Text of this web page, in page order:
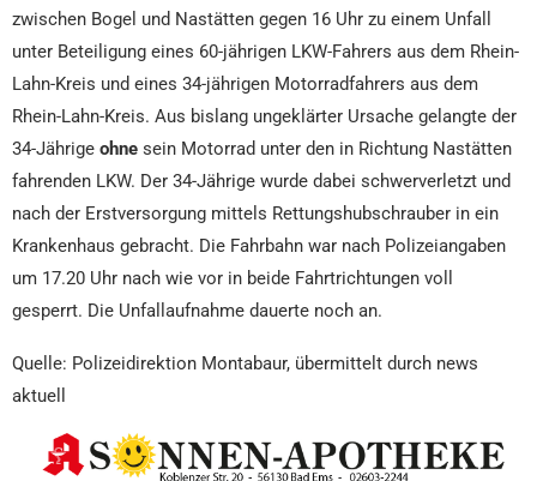
zwischen Bogel und Nastätten gegen 16 Uhr zu einem Unfall
unter Beteiligung eines 60-jährigen LKW-Fahrers aus dem Rhein-
Lahn-Kreis und eines 34-jährigen Motorradfahrers aus dem
Rhein-Lahn-Kreis. Aus bislang ungeklärter Ursache gelangte der
34-Jährige ohne sein Motorrad unter den in Richtung Nastätten
fahrenden LKW. Der 34-Jährige wurde dabei schwerverletzt und
nach der Erstversorgung mittels Rettungshubschrauber in ein
Krankenhaus gebracht. Die Fahrbahn war nach Polizeiangaben
um 17.20 Uhr nach wie vor in beide Fahrtrichtungen voll
gesperrt. Die Unfallaufnahme dauerte noch an.
Quelle: Polizeidirektion Montabaur, übermittelt durch news
aktuell